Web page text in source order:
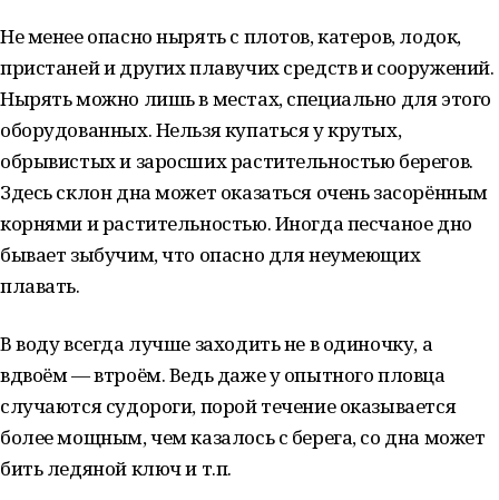
Не менее опасно нырять с плотов, катеров, лодок,
пристаней и других плавучих средств и сооружений.
Нырять можно лишь в местах, специально для этого
оборудованных. Нельзя купаться у крутых,
обрывистых и заросших растительностью берегов.
Здесь склон дна может оказаться очень засорённым
корнями и растительностью. Иногда песчаное дно
бывает зыбучим, что опасно для неумеющих
плавать.
В воду всегда лучше заходить не в одиночку, а
вдвоём — втроём. Ведь даже у опытного пловца
случаются судороги, порой течение оказывается
более мощным, чем казалось с берега, со дна может
бить ледяной ключ и т.п.